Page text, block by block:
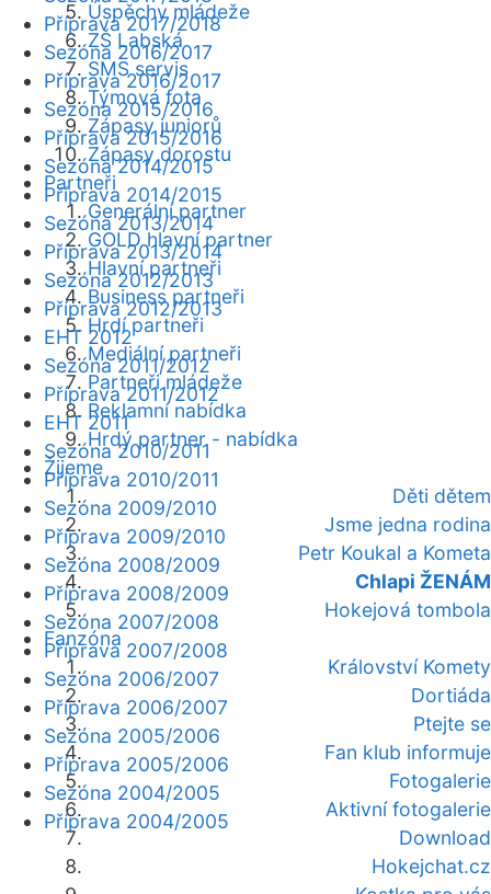
Úspěchy mládeže
ZŠ Labská
SMS servis
Týmová fota
Zápasy juniorů
Zápasy dorostu
Partneři
Generální partner
GOLD hlavní partner
Hlavní partneři
Business partneři
Hrdí partneři
Mediální partneři
Partneři mládeže
Reklamní nabídka
Hrdý partner - nabídka
Žijeme
Děti dětem
Jsme jedna rodina
Petr Koukal a Kometa
Chlapi ŽENÁM
Hokejová tombola
Fanzóna
Království Komety
Dortiáda
Ptejte se
Fan klub informuje
Fotogalerie
Aktivní fotogalerie
Download
Hokejchat.cz
Příprava 2017/2018
Sezóna 2016/2017
Příprava 2016/2017
Sezóna 2015/2016
Příprava 2015/2016
Sezóna 2014/2015
Příprava 2014/2015
Sezóna 2013/2014
Příprava 2013/2014
Sezóna 2012/2013
Příprava 2012/2013
EHT 2012
Sezóna 2011/2012
Příprava 2011/2012
EHT 2011
Sezóna 2010/2011
Příprava 2010/2011
Sezóna 2009/2010
Příprava 2009/2010
Sezóna 2008/2009
Příprava 2008/2009
Sezóna 2007/2008
Příprava 2007/2008
Sezóna 2006/2007
Příprava 2006/2007
Sezóna 2005/2006
Příprava 2005/2006
Sezóna 2004/2005
Příprava 2004/2005